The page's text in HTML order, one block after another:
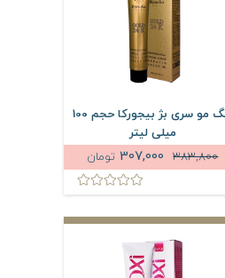
رنگ مو سری بژ بیجورکا حجم 100
میلی لیتر
383,800
تومان